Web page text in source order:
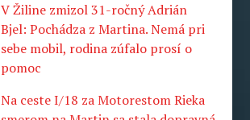
V Žiline zmizol 31-ročný Adrián
Bjel: Pochádza z Martina. Nemá pri
sebe mobil, rodina zúfalo prosí o
pomoc
Na ceste I/18 za Motorestom Rieka